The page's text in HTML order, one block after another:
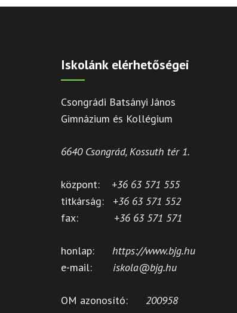
Iskolánk elérhetőségei
Csongrádi Batsányi János
Gimnázium és Kollégium
6640 Csongrád, Kossuth tér 1.
központ: +36 63 571 555
titkárság: +36 63 571 552
fax: +36 63 571 571
honlap: https://www.bjg.hu
e-mail: iskola@bjg.hu
OM azonosító: 200958